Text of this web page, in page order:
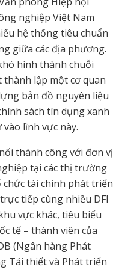
nghiệp Việt Nam
hệ thống tiêu chuẩn
giữa các địa phương.
hình thành chuỗi
lập một cơ quan
bản đồ nguyên liệu
sách tín dụng xanh
lĩnh vực này.
thành công với đơn vị
tại các thị trường
tài chính phát triển
tiếp cùng nhiều DFI
vực khác, tiêu biểu
tế – thành viên của
(Ngân hàng Phát
Tái thiết và Phát triển